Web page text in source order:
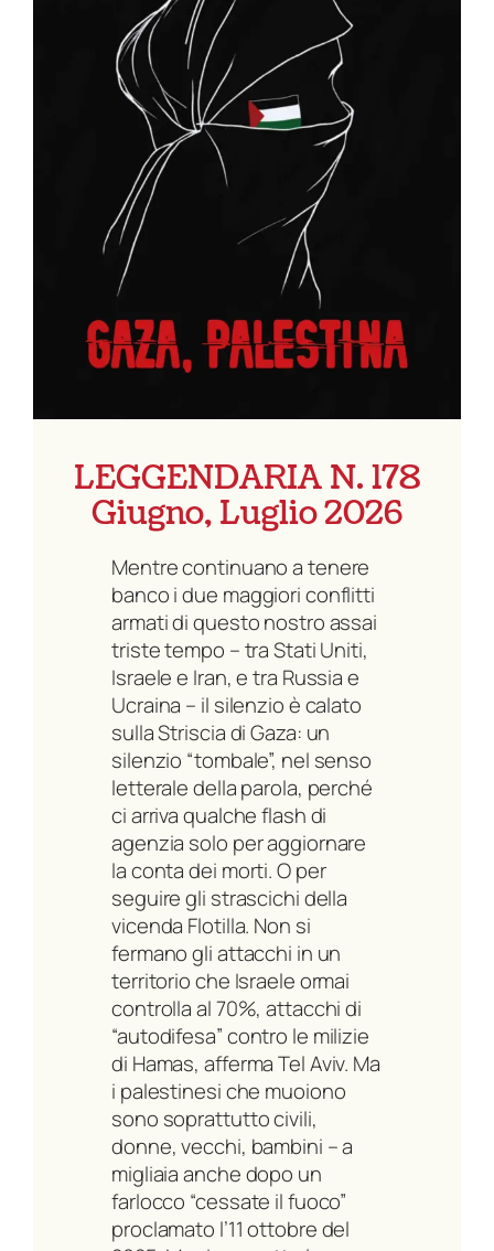
LEGGENDARIA N. 178
Giugno, Luglio 2026
Mentre continuano a tenere
banco i due maggiori conflitti
armati di questo nostro assai
triste tempo – tra Stati Uniti,
Israele e Iran, e tra Russia e
Ucraina – il silenzio è calato
sulla Striscia di Gaza: un
silenzio “tombale”, nel senso
letterale della parola, perché
ci arriva qualche flash di
agenzia solo per aggiornare
la conta dei morti. O per
seguire gli strascichi della
vicenda Flotilla. Non si
fermano gli attacchi in un
territorio che Israele ormai
controlla al 70%, attacchi di
“autodifesa” contro le milizie
di Hamas, afferma Tel Aviv. Ma
i palestinesi che muoiono
sono soprattutto civili,
donne, vecchi, bambini – a
migliaia anche dopo un
farlocco “cessate il fuoco”
proclamato l’11 ottobre del